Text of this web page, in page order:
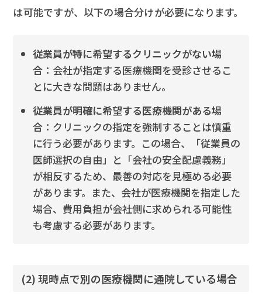
は可能ですが、以下の場合分けが必要になります。
従業員が特に希望するクリニックがない場
合 ：会社が指定する医療機関を受診させるこ
とに大きな問題はありません。
従業員が明確に希望する医療機関がある場
合 ：クリニックの指定を強制することは慎重
に行う必要があります。この場合、「従業員の
医師選択の自由」と「会社の安全配慮義務」
が相反するため、最善の対応を見極める必要
があります。また、会社が医療機関を指定した
場合、費用負担が会社側に求められる可能性
も考慮する必要があります。
(2) 現時点で別の医療機関に通院している場合